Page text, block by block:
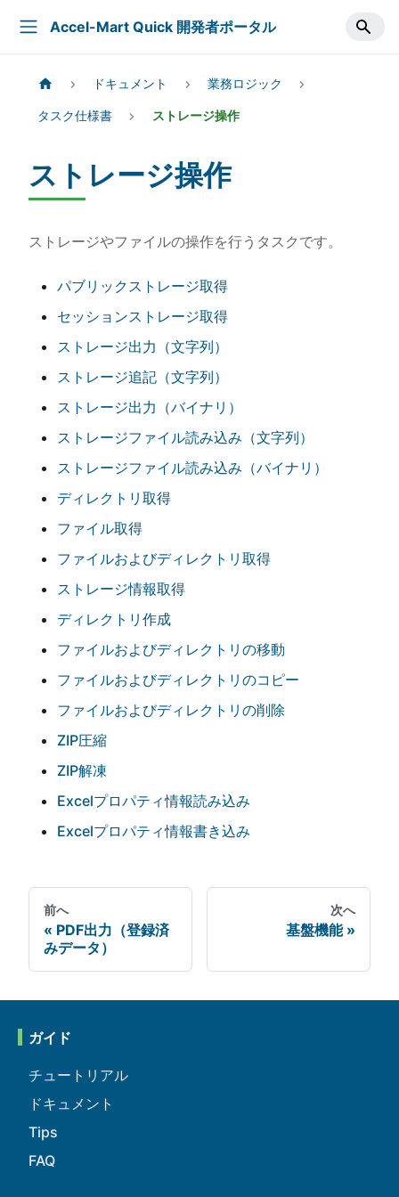
Accel-Mart Quick 開発者ポータル
ドキュメント 業務ロジック
タスク仕様書 ストレージ操作
ストレージ操作
ストレージやファイルの操作を行うタスクです。
パブリックストレージ取得
セッションストレージ取得
ストレージ出力（文字列）
ストレージ追記（文字列）
ストレージ出力（バイナリ）
ストレージファイル読み込み（文字列）
ストレージファイル読み込み（バイナリ）
ディレクトリ取得
ファイル取得
ファイルおよびディレクトリ取得
ストレージ情報取得
ディレクトリ作成
ファイルおよびディレクトリの移動
ファイルおよびディレクトリのコピー
ファイルおよびディレクトリの削除
ZIP圧縮
ZIP解凍
Excelプロパティ情報読み込み
Excelプロパティ情報書き込み
前へ
PDF出力（登録済
みデータ）
次へ
基盤機能
ガイド
チュートリアル
ドキュメント
Tips
FAQ